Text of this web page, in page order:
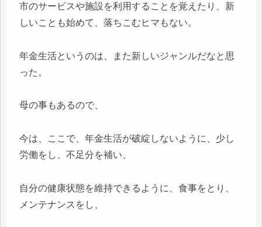
市のサービスや施設を利用することを覚えたり、新
しいことも始めて、落ちこむヒマもない。
年金生活というのは、また新しいジャンルだなと思
った。
母の事もあるので、
今は、ここで、年金生活が破綻しないように、少し
労働をし、不足分を補い、
自分の健康状態を維持できるように、食事をとり、
メンテナンスをし、